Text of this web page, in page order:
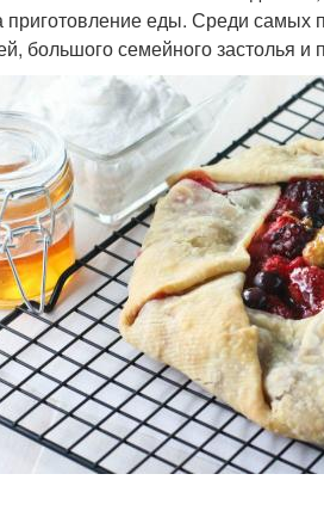
еды. Среди самых
большого семейного застолья и